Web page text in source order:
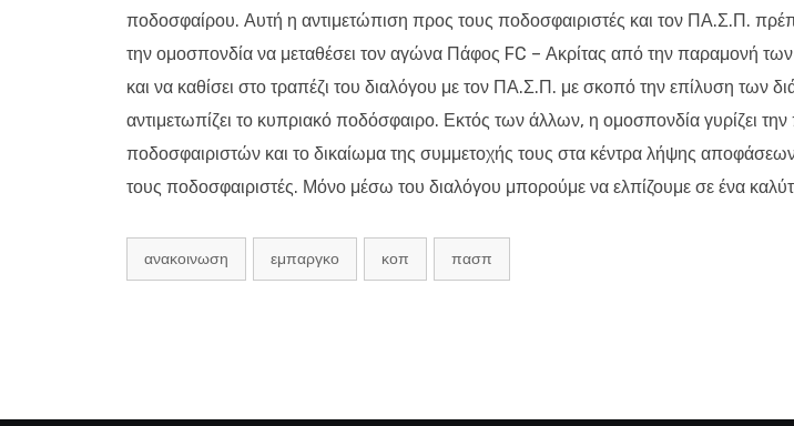
ποδοσφαίρου. Αυτή η αντιμετώπιση προς τους ποδοσφαιριστές και τον ΠΑ.Σ.Π.
την ομοσπονδία να μεταθέσει τον αγώνα Πάφος FC – Ακρίτας από την παραμονή
και να καθίσει στο τραπέζι του διαλόγου με τον ΠΑ.Σ.Π. με σκοπό την επίλυση των
αντιμετωπίζει το κυπριακό ποδόσφαιρο. Εκτός των άλλων, η ομοσπονδία γυρίζει την
ποδοσφαιριστών και το δικαίωμα της συμμετοχής τους στα κέντρα λήψης
τους ποδοσφαιριστές. Μόνο μέσω του διαλόγου μπορούμε να ελπίζουμε σε ένα
ανακοινωση εμπαργκο κοπ πασπ